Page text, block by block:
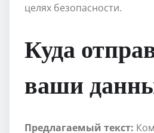
целях безопасности.
Куда
ваши
Предлагаемый текст: